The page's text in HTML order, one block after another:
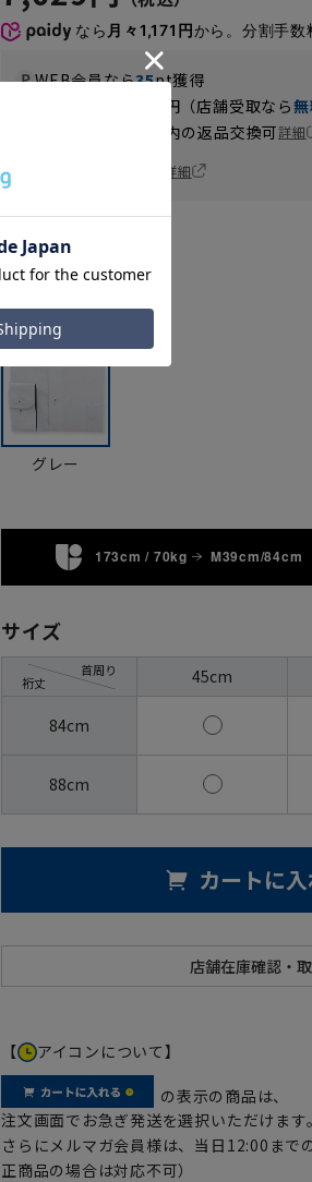
なら 月々1,171円から。分割手数
WEB会員なら35pt獲得
円（店舗受取なら
日以内の返品交換可詳細
詳細
カラー
グレー
173cm / 70kg M39cm/84cm
サイズ
裄丈
首周り 45cm
84cm
88cm
カートに
【 アイコンについて】
の表示の商品は、
注文画面でお急ぎ発送を選択いただけます。
さらにメルマガ会員様は、当日12:00まで
正商品の場合は対応不可）